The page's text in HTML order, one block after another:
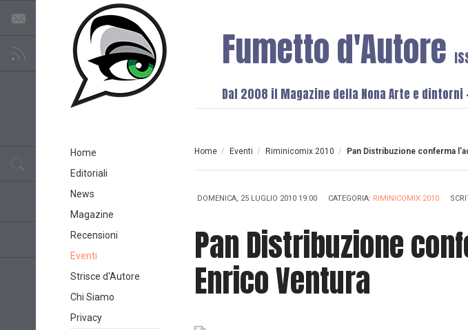
Fumetto d'Autore
Dal 2008 il Magazine della Nona Arte e
Home / Eventi / Riminicomix 2010 / Pan Distribuzione conferma
DOMENICA, 25 LUGLIO 2010 19:00 CATEGORIA: RIMINICOMIX 2010
Pan Distribuzione
Enrico Ventura
Home
Editoriali
News
Magazine
Recensioni
Eventi
Strisce d'Autore
Chi Siamo
Privacy